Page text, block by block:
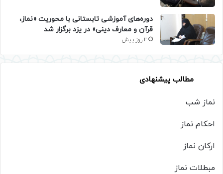
دوره‌های آموزشی تابستانی با محوریت «نماز،
قرآن و معارف دینی» در یزد برگزار شد
2 روز پیش
مطالب پیشنهادی
نماز شب
احکام نماز
ارکان نماز
مبطلات نماز